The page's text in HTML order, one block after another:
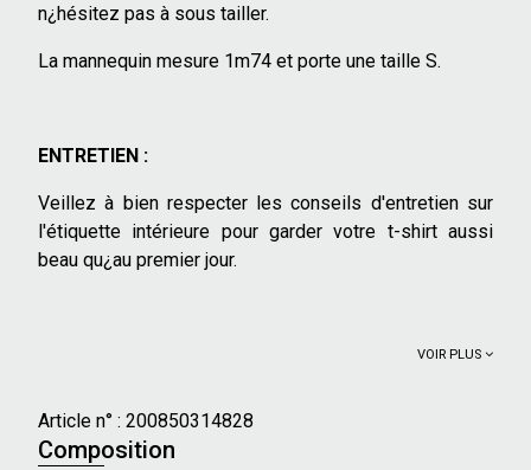
n¿hésitez pas à sous tailler.
La mannequin mesure 1m74 et porte une taille S.
ENTRETIEN :
Veillez à bien respecter les conseils d'entretien sur
l'étiquette intérieure pour garder votre t-shirt aussi
beau qu¿au premier jour.
VOIR PLUS
Article n° : 200850314828
Composition